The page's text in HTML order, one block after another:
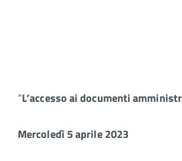
“L’accesso ai documenti
Mercoledì 5 aprile 2023